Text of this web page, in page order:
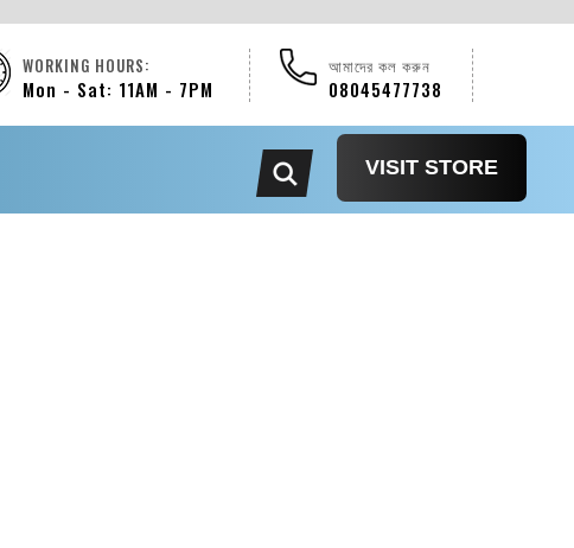
আমাদের কল করুন
08045477738
WORKING HOURS:
Mon - Sat: 11AM - 7PM
VISIT STORE